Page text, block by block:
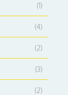
(1)
(4)
(2)
(3)
(2)